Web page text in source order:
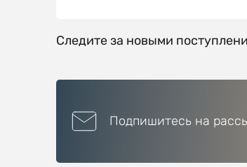
Следите за новыми
Подпишитесь на